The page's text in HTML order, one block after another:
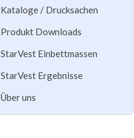
Kataloge / Drucksachen
Produkt Downloads
StarVest Einbettmassen
StarVest Ergebnisse
Über uns